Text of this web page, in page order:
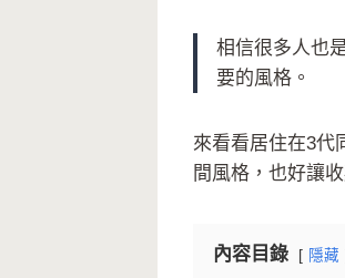
相信很多人也
要的風格。
來看看居住在3代
間風格，也好讓
內容目錄 隱藏